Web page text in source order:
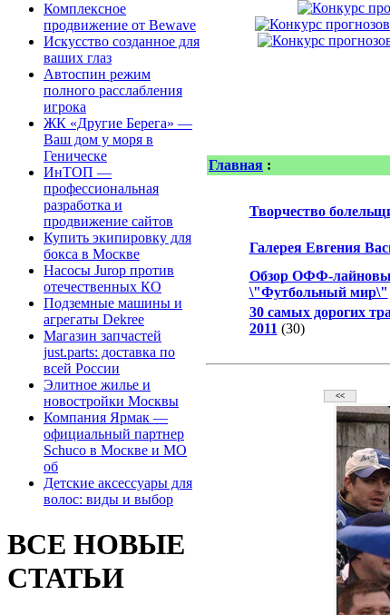
Комплексное
продвижение от Bewave
Искусство созданное для
ваших глаз
Автоспин режим
полного расслабления
игрока
ЖК «Другие Берега» —
Ваш дом у моря в
Геническе
ИнТОП —
профессиональная
разработка и
продвижение сайтов
Купить экипировку для
бокса в Москве
Насосы Jurop против
отечественных КО
Подземные машины и
агрегаты Dekree
Магазин запчастей
just.parts: доставка по
всей России
Элитное жилье и
новостройки Москвы
Компания Ярмак —
официальный партнер
Schuco в Москве и МО
об
Детские аксессуары для
волос: виды и выбор
ВСЕ НОВЫЕ
СТАТЬИ
Главная :
Творчество
Галерея Евгения
Обзор ОФФ-
\"Футбольный мир\"
30 самых дорогих
2011 (30)